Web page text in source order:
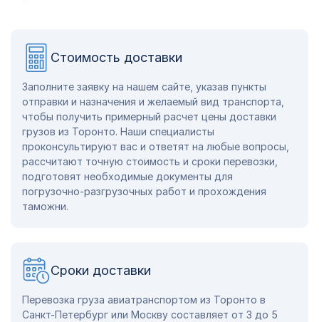
Стоимость доставки
Заполните заявку на нашем сайте, указав пункты
отправки и назначения и желаемый вид транспорта,
чтобы получить примерный расчет цены доставки
грузов из Торонто. Наши специалисты
проконсультируют вас и ответят на любые вопросы,
рассчитают точную стоимость и сроки перевозки,
подготовят необходимые документы для
погрузочно-разгрузочных работ и прохождения
таможни.
Сроки доставки
Перевозка груза авиатранспортом из Торонто в
Санкт-Петербург или Москву составляет от 3 до 5